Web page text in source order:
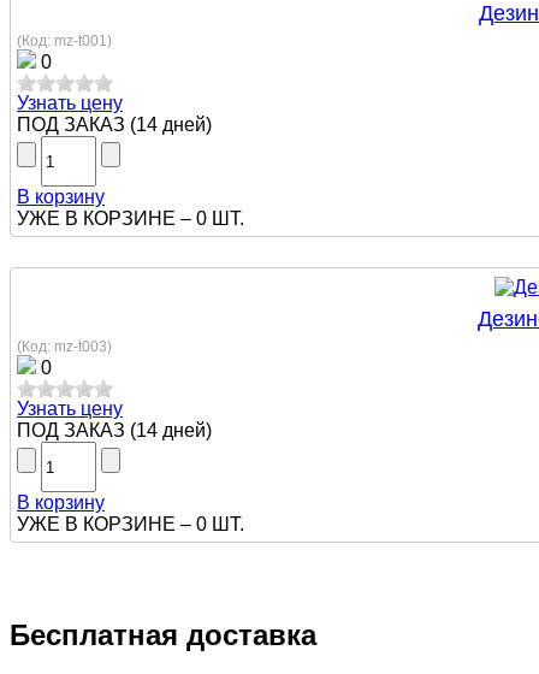
(Код: mz-t001)
0
Узнать цену
ПОД ЗАКАЗ (14 дней)
В корзину
УЖЕ В КОРЗИНЕ – 0 ШТ.
(Код: mz-t003)
0
Узнать цену
ПОД ЗАКАЗ (14 дней)
В корзину
УЖЕ В КОРЗИНЕ – 0 ШТ.
Бесплатная доставка